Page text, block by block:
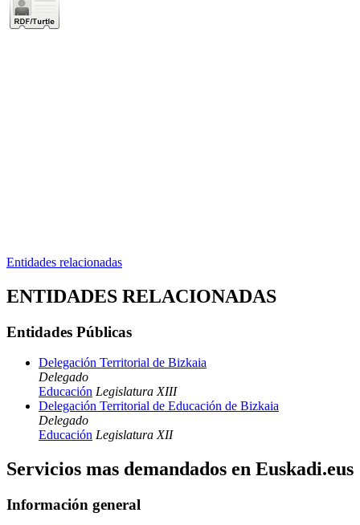
Entidades relacionadas
ENTIDADES RELACIONADAS
Entidades Públicas
Delegación Territorial de Bizkaia
Delegado
Educación Legislatura XIII
Delegación Territorial de Educación de Bizkaia
Delegado
Educación Legislatura XII
Servicios mas demandados en Euskadi.eus
Información general